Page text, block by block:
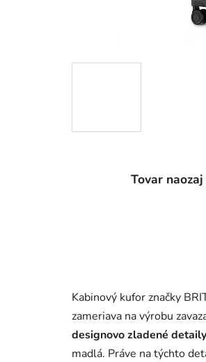
Tovar
Kabinový kufor značky
zameriava na výrobu
designovo zladené
madlá. Práve na týchto